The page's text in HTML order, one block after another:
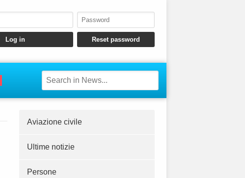
Aviazione civile
Ultime notizie
Persone